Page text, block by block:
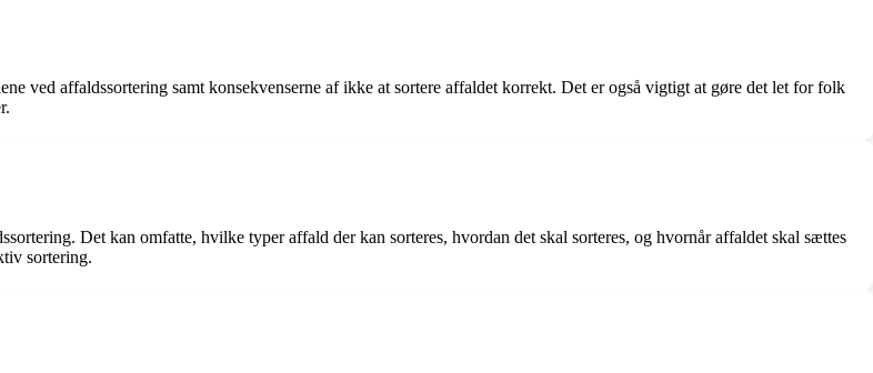
ved affaldssortering samt konsekvenserne af ikke at sortere affaldet korrekt. Det er også vigtigt at gøre det let for folk
Det kan omfatte, hvilke typer affald der kan sorteres, hvordan det skal sorteres, og hvornår affaldet skal sættes
sortering.